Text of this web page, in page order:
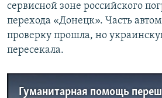
сервисной зоне российского
перехода «Донецк». Часть
проверку прошла, но
пересекала.
Гуманитарная помощь